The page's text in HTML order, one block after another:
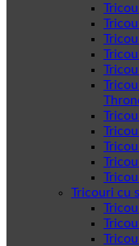
Tricouri cu